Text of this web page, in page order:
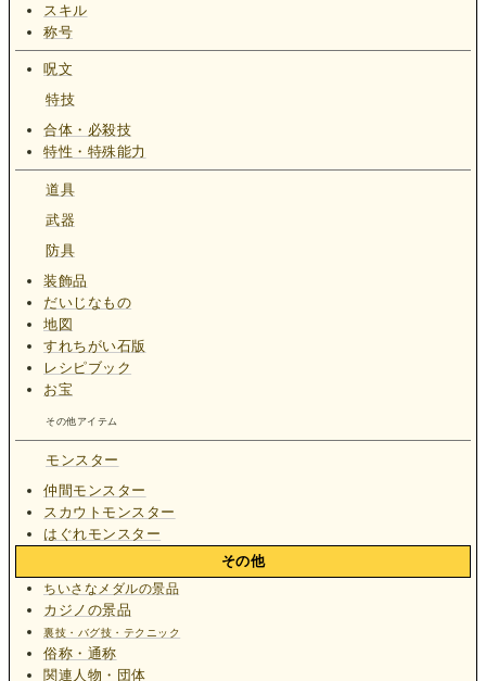
スキル
称号
呪文
特技
合体・必殺技
特性・特殊能力
道具
武器
防具
装飾品
だいじなもの
地図
すれちがい石版
レシピブック
お宝
その他アイテム
モンスター
仲間モンスター
スカウトモンスター
はぐれモンスター
その他
ちいさなメダルの景品
カジノの景品
裏技・バグ技・テクニック
俗称・通称
関連人物・団体